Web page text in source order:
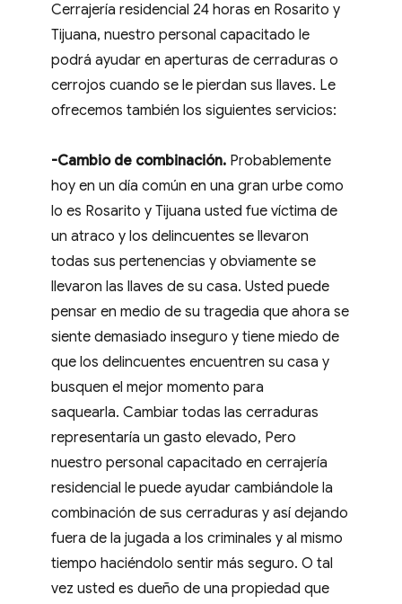
Cerrajería residencial 24 horas en Rosarito y
Tijuana, nuestro personal capacitado le
podrá ayudar en aperturas de cerraduras o
cerrojos cuando se le pierdan sus llaves. Le
ofrecemos también los siguientes servicios:
-Cambio de combinación. Probablemente
hoy en un día común en una gran urbe como
lo es Rosarito y Tijuana usted fue víctima de
un atraco y los delincuentes se llevaron
todas sus pertenencias y obviamente se
llevaron las llaves de su casa. Usted puede
pensar en medio de su tragedia que ahora se
siente demasiado inseguro y tiene miedo de
que los delincuentes encuentren su casa y
busquen el mejor momento para
saquearla. Cambiar todas las cerraduras
representaría un gasto elevado, Pero
nuestro personal capacitado en cerrajería
residencial le puede ayudar cambiándole la
combinación de sus cerraduras y así dejando
fuera de la jugada a los criminales y al mismo
tiempo haciéndolo sentir más seguro. O tal
vez usted es dueño de una propiedad que